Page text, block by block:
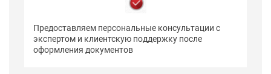
Предоставляем персональные консультации с
экспертом и клиентскую поддержку после
оформления документов